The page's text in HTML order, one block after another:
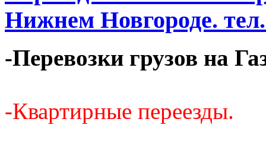
Нижнем Новгороде.
-Перевозки грузов на
-Квартирные переезды.